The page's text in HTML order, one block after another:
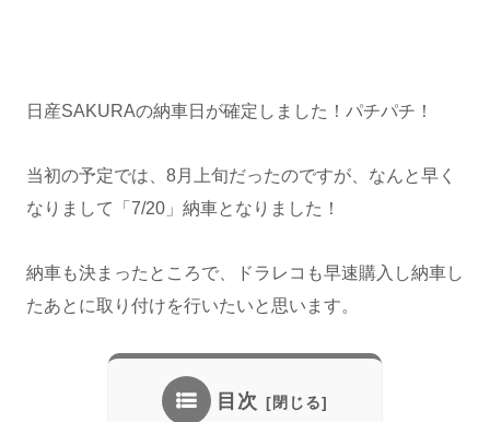
日産SAKURAの納車日が確定しました！パチパチ！
当初の予定では、8月上旬だったのですが、なんと早く
なりまして「7/20」納車となりました！
納車も決まったところで、ドラレコも早速購入し納車し
たあとに取り付けを行いたいと思います。
目次